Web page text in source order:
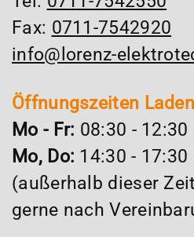
Fax: 0711-7542920
info@lorenz-
Öffnungszeiten
Mo - Fr: 08:30 - 12:30
Mo, Do: 14:30 - 17:30
(außerhalb dieser
gerne nach